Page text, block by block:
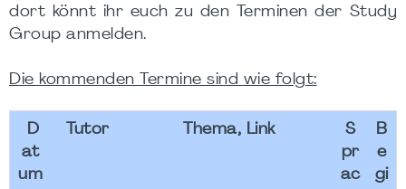
dort könnt ihr euch zu den Terminen der Study
Group anmelden.
Die kommenden Termine sind wie folgt:
D
at
um
Tutor Thema, Link
S
pr
ac
B
e
gi